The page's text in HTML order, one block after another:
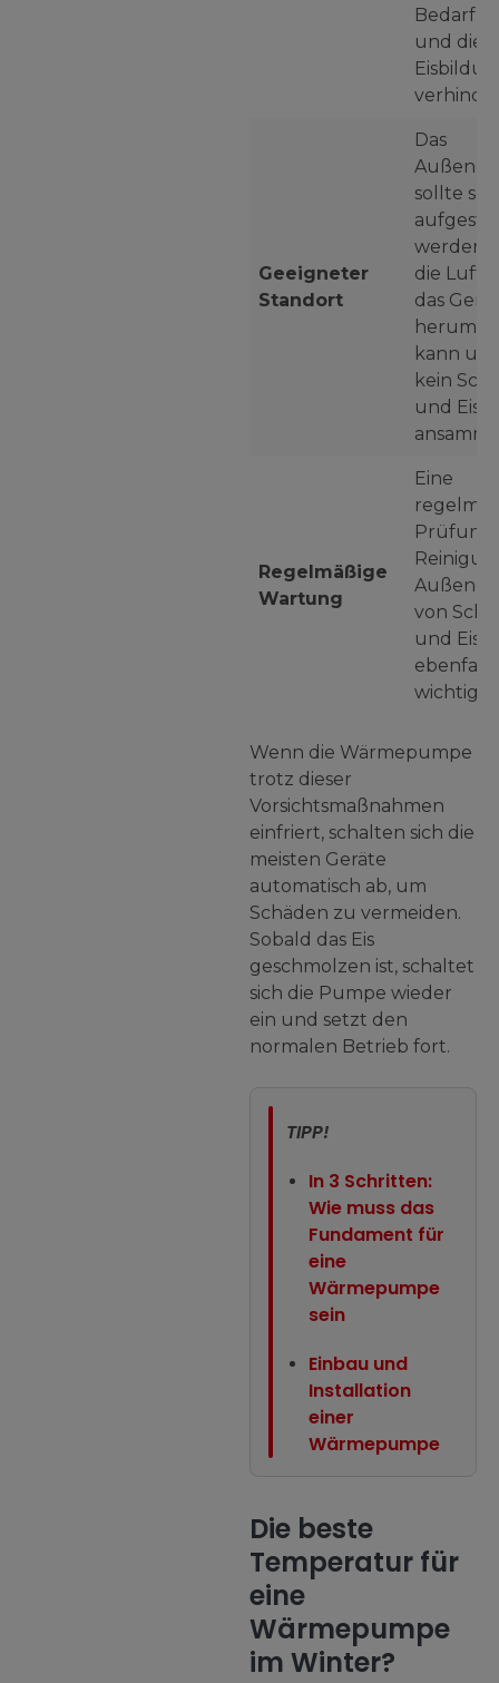
Bedarf
und die
Geeigneter
Standort
Das
sollte so
werden,
die Luft
das Gerät
herum
kann
kein
und Eis
Regelmäßige
Wartung
Eine
Prüfung
von
und Eis
ebenfalls
wichtig.
Wenn die Wärmepumpe
trotz dieser
Vorsichtsmaßnahmen
einfriert, schalten sich die
meisten Geräte
automatisch ab, um
Schäden zu vermeiden.
Sobald das Eis
geschmolzen ist, schaltet
sich die Pumpe wieder
ein und setzt den
normalen Betrieb fort.
TIPP!
In 3 Schritten:
Wie muss das
Fundament für
eine
Wärmepumpe
sein
Einbau und
Installation
einer
Wärmepumpe
Die beste
Temperatur für
eine
Wärmepumpe
im Winter?